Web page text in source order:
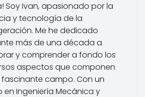
Soy Ivan, apasionado por la
y tecnología de la
Me he dedicado
más de una década a
y comprender a fondo los
aspectos que componen
campo. Con un
en Ingeniería Mecánica y